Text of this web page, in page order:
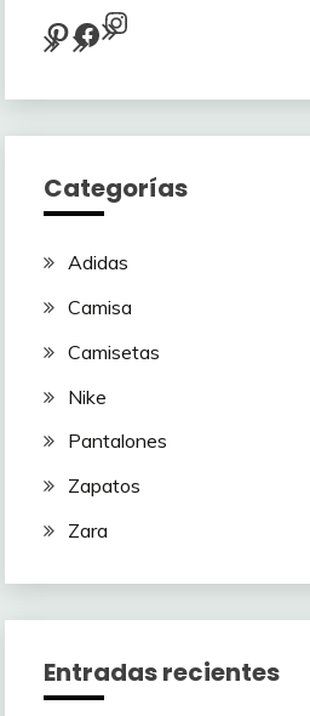
Pinterest
Facebook
Instagram
Categorías
Adidas
Camisa
Camisetas
Nike
Pantalones
Zapatos
Zara
Entradas recientes